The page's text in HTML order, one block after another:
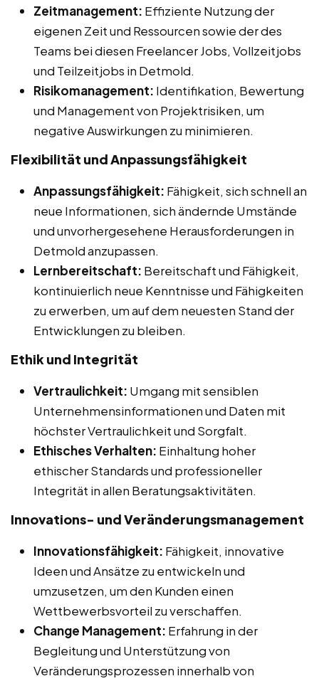
Zeitmanagement: Effiziente Nutzung der
eigenen Zeit und Ressourcen sowie der des
Teams bei diesen Freelancer Jobs, Vollzeitjobs
und Teilzeitjobs in Detmold.
Risikomanagement: Identifikation, Bewertung
und Management von Projektrisiken, um
negative Auswirkungen zu minimieren.
Flexibilität und Anpassungsfähigkeit
Anpassungsfähigkeit: Fähigkeit, sich schnell an
neue Informationen, sich ändernde Umstände
und unvorhergesehene Herausforderungen in
Detmold anzupassen.
Lernbereitschaft: Bereitschaft und Fähigkeit,
kontinuierlich neue Kenntnisse und Fähigkeiten
zu erwerben, um auf dem neuesten Stand der
Entwicklungen zu bleiben.
Ethik und Integrität
Vertraulichkeit: Umgang mit sensiblen
Unternehmensinformationen und Daten mit
höchster Vertraulichkeit und Sorgfalt.
Ethisches Verhalten: Einhaltung hoher
ethischer Standards und professioneller
Integrität in allen Beratungsaktivitäten.
Innovations- und Veränderungsmanagement
Innovationsfähigkeit: Fähigkeit, innovative
Ideen und Ansätze zu entwickeln und
umzusetzen, um den Kunden einen
Wettbewerbsvorteil zu verschaffen.
Change Management: Erfahrung in der
Begleitung und Unterstützung von
Veränderungsprozessen innerhalb von